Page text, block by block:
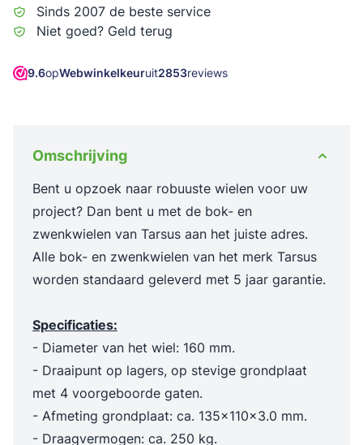
Sinds 2007 de beste service
Niet goed? Geld terug
9.6opWebwinkelkeuruit2853reviews
Omschrijving
Bent u opzoek naar robuuste wielen voor uw
project? Dan bent u met de bok- en
zwenkwielen van Tarsus aan het juiste adres.
Alle bok- en zwenkwielen van het merk Tarsus
worden standaard geleverd met 5 jaar garantie.
Specificaties:
- Diameter van het wiel: 160 mm.
- Draaipunt op lagers, op stevige grondplaat
met 4 voorgeboorde gaten.
- Afmeting grondplaat: ca. 135x110x3.0 mm.
- Draagvermogen: ca. 250 kg.